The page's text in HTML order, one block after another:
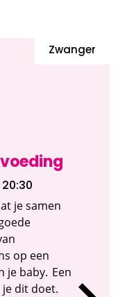
Zwanger
je samen
op een
je baby. Een
dit doet.